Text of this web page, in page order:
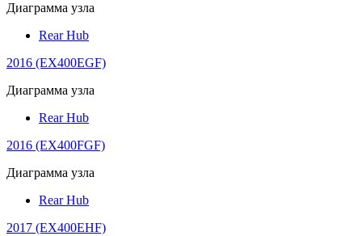
Диаграмма узла
Rear Hub
2016 (EX400EGF)
Диаграмма узла
Rear Hub
2016 (EX400FGF)
Диаграмма узла
Rear Hub
2017 (EX400EHF)